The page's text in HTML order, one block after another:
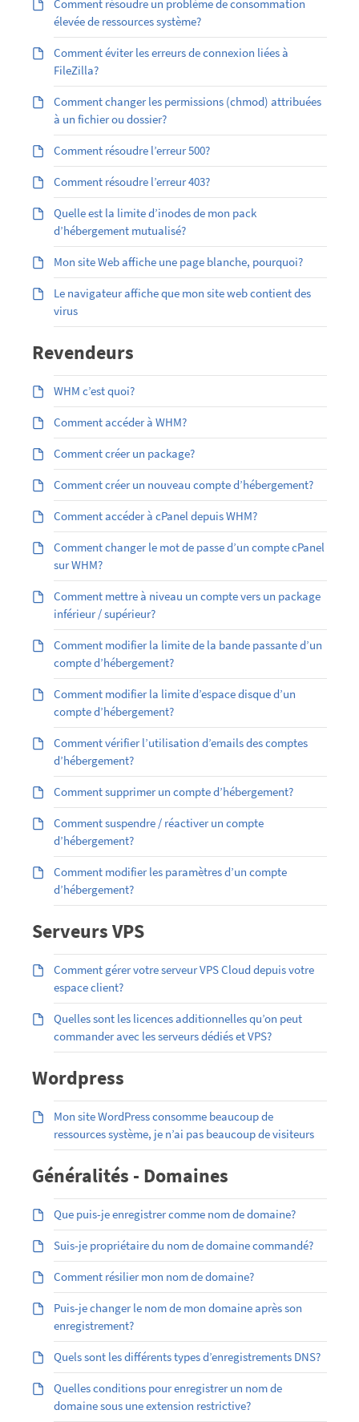
Comment résoudre un problème de consommation
élevée de ressources système?
Comment éviter les erreurs de connexion liées à
FileZilla?
Comment changer les permissions (chmod) attribuées
à un fichier ou dossier?
Comment résoudre l’erreur 500?
Comment résoudre l’erreur 403?
Quelle est la limite d’inodes de mon pack
d’hébergement mutualisé?
Mon site Web affiche une page blanche, pourquoi?
Le navigateur affiche que mon site web contient des
virus
Revendeurs
WHM c’est quoi?
Comment accéder à WHM?
Comment créer un package?
Comment créer un nouveau compte d’hébergement?
Comment accéder à cPanel depuis WHM?
Comment changer le mot de passe d’un compte cPanel
sur WHM?
Comment mettre à niveau un compte vers un package
inférieur / supérieur?
Comment modifier la limite de la bande passante d’un
compte d’hébergement?
Comment modifier la limite d’espace disque d’un
compte d’hébergement?
Comment vérifier l’utilisation d’emails des comptes
d’hébergement?
Comment supprimer un compte d’hébergement?
Comment suspendre / réactiver un compte
d’hébergement?
Comment modifier les paramètres d’un compte
d’hébergement?
Serveurs VPS
Comment gérer votre serveur VPS Cloud depuis votre
espace client?
Quelles sont les licences additionnelles qu’on peut
commander avec les serveurs dédiés et VPS?
Wordpress
Mon site WordPress consomme beaucoup de
ressources système, je n’ai pas beaucoup de visiteurs
Généralités - Domaines
Que puis-je enregistrer comme nom de domaine?
Suis-je propriétaire du nom de domaine commandé?
Comment résilier mon nom de domaine?
Puis-je changer le nom de mon domaine après son
enregistrement?
Quels sont les différents types d’enregistrements DNS?
Quelles conditions pour enregistrer un nom de
domaine sous une extension restrictive?